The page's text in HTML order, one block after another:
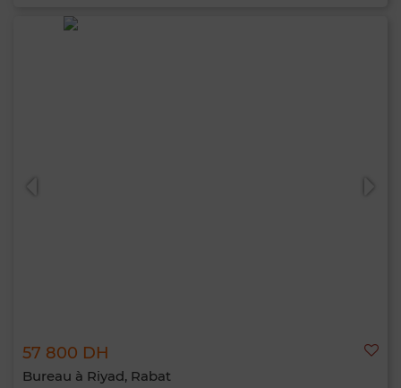
57 800 DH
Bureau à Riyad, Rabat